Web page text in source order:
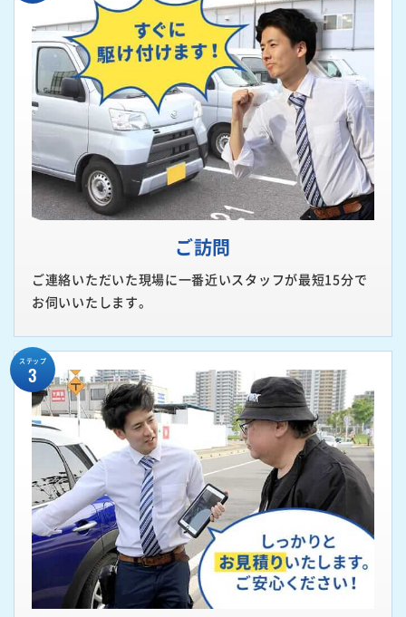
ご訪問
ご連絡いただいた現場に一番近いスタッフが最短15分で
お伺いいたします。
ステップ
3